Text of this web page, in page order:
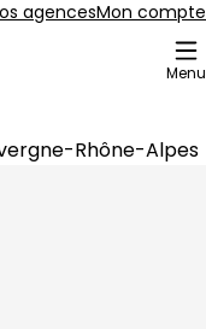
agencesMon compte
Menu
Alpes
Rhône-Alpes